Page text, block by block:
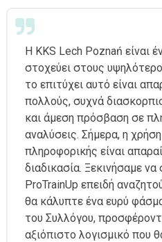
Η KKS Lech Poznań είναι
στοχεύει στους
το επιτύχει αυτό είναι
πολλούς, συχνά
και άμεση πρόσβαση σε
αναλύσεις. Σήμερα, η
πληροφορικής είναι
διαδικασία. Ξεκινήσαμε
ProTrainUp επειδή
θα κάλυπτε ένα ευρύ
του Συλλόγου,
αξιόπιστο λογισμικό που